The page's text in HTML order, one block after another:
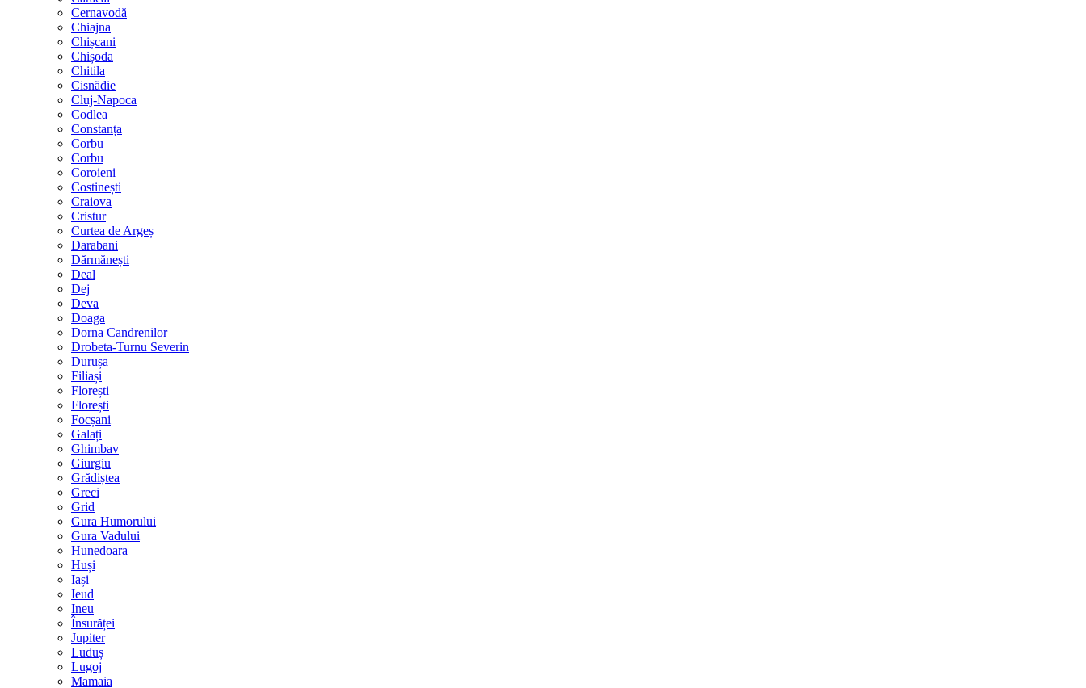
Cernavodă
Chiajna
Chișcani
Chișoda
Chitila
Cisnădie
Cluj-Napoca
Codlea
Constanța
Corbu
Corbu
Coroieni
Costinești
Craiova
Cristur
Curtea de Argeș
Darabani
Dărmănești
Deal
Dej
Deva
Doaga
Dorna Candrenilor
Drobeta-Turnu Severin
Durușa
Filiași
Florești
Florești
Focșani
Galați
Ghimbav
Giurgiu
Grădiștea
Greci
Grid
Gura Humorului
Gura Vadului
Hunedoara
Huși
Iași
Ieud
Ineu
Însurăței
Jupiter
Luduș
Lugoj
Mamaia